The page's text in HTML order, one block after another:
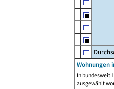
Wohnungen
In bundesweit
ausgewählt